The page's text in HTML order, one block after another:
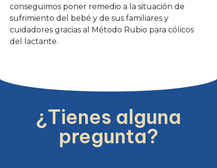
conseguimos poner remedio a la situación de
sufrimiento del bebé y de sus familiares y
cuidadores gracias al Método Rubio para cólicos
del lactante.
¿Tienes alguna
pregunta?